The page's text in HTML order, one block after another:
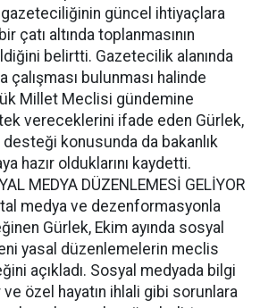
güncel ihtiyaçlara
çatı altında toplanmasının
belirtti. Gazetecilik alanında
çalışması bulunması halinde
Millet Meclisi gündemine
vereceklerini ifade eden Gürlek,
konusunda da bakanlık
hazır olduklarını kaydetti.
MEDYA DÜZENLEMESİ GELİYOR
medya ve dezenformasyonla
Gürlek, Ekim ayında sosyal
yasal düzenlemelerin meclis
açıkladı. Sosyal medyada bilgi
özel hayatın ihlali gibi sorunlara